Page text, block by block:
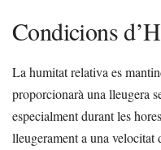
Condicions
La humitat relativa es
proporcionarà una lleugera
especialment durant les
lleugerament a una